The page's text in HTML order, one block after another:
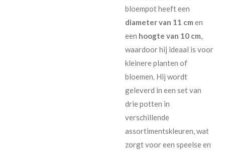
bloempot heeft een
diameter van 11 cm en
een hoogte van 10 cm,
waardoor hij ideaal is voor
kleinere planten of
bloemen. Hij wordt
geleverd in een set van
drie potten in
verschillende
assortimentskleuren, wat
zorgt voor een speelse en